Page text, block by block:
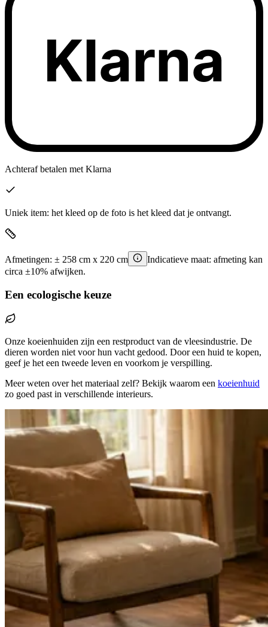
Klarna
Achteraf betalen met Klarna
Uniek item: het kleed op de foto is het kleed dat je ontvangt.
Afmetingen: ± 258 cm x 220 cm
Indicatieve maat: afmeting kan
circa ±10% afwijken.
Een ecologische keuze
Onze koeienhuiden zijn een restproduct van de vleesindustrie. De
dieren worden niet voor hun vacht gedood. Door een huid te kopen,
geef je het een tweede leven en voorkom je verspilling.
Meer weten over het materiaal zelf? Bekijk waarom een koeienhuid
zo goed past in verschillende interieurs.